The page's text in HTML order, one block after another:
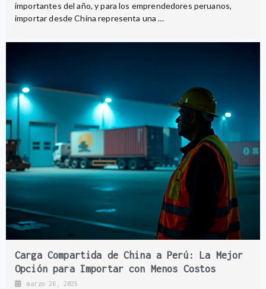
importantes del año, y para los emprendedores peruanos,
importar desde China representa una …
Carga Compartida de China a Perú: La Mejor
Opción para Importar con Menos Costos
marzo 26, 2025